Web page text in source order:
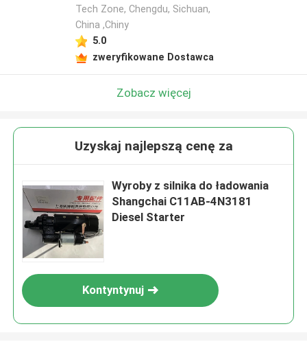
Tech Zone, Chengdu, Sichuan,
China ,Chiny
5.0
zweryfikowane Dostawca
Zobacz więcej
Uzyskaj najlepszą cenę za
Wyroby z silnika do ładowania
Shangchai C11AB-4N3181
Diesel Starter
Kontyntynuj